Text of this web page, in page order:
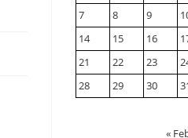
7
8 9
14
15 16
21
22 23
28
29 30
«